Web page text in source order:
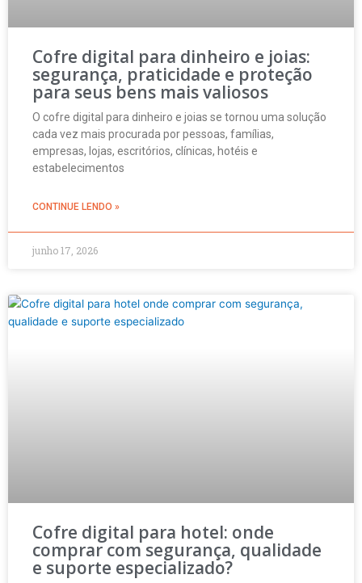
Cofre digital para dinheiro e joias:
segurança, praticidade e proteção
para seus bens mais valiosos
O cofre digital para dinheiro e joias se tornou uma solução
cada vez mais procurada por pessoas, famílias,
empresas, lojas, escritórios, clínicas, hotéis e
estabelecimentos
CONTINUE LENDO »
junho 17, 2026
Cofre digital para hotel: onde
comprar com segurança, qualidade
e suporte especializado?